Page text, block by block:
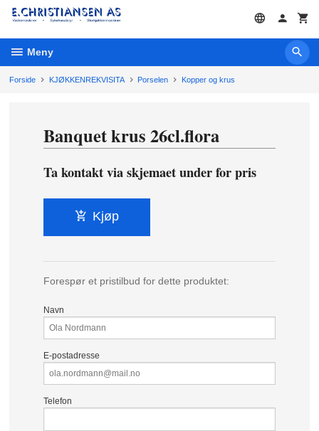
Gå
innholdet
Meny
Forside KJØKKENREKVISITA Porselen Kopper og krus
Banquet krus 26cl.flora
Ta kontakt via skjemaet under for pris
Kjøp
Forespør et pristilbud for dette produktet:
Navn
E-postadresse
Telefon